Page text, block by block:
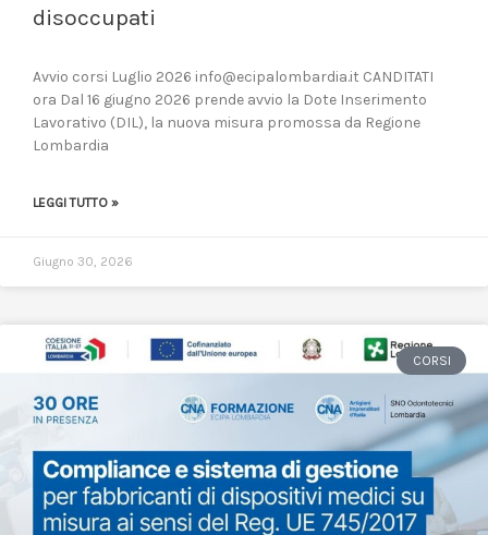
disoccupati
Avvio corsi Luglio 2026 info@ecipalombardia.it CANDITATI
ora Dal 16 giugno 2026 prende avvio la Dote Inserimento
Lavorativo (DIL), la nuova misura promossa da Regione
Lombardia
LEGGI TUTTO »
Giugno 30, 2026
CORSI